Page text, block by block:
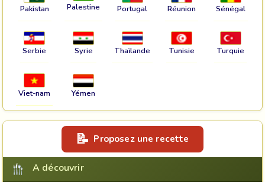
Pakistan Palestine Portugal Réunion Sénégal
Serbie Syrie Thaïlande Tunisie Turquie
Viet-nam Yémen
Proposez une recette
A découvrir